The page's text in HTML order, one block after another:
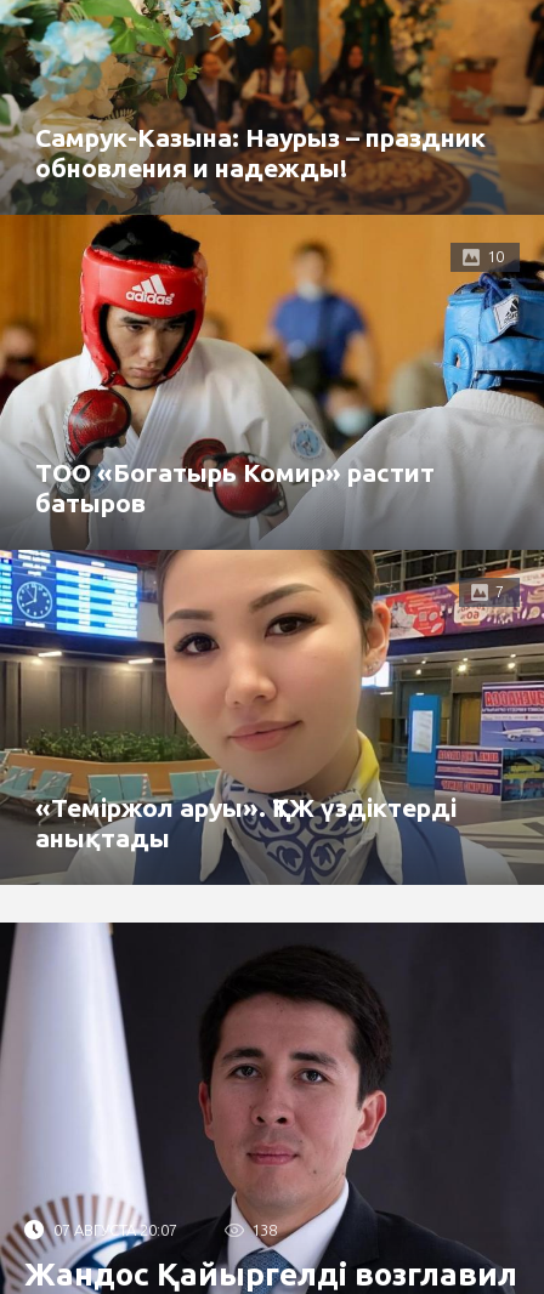
Самрук-Казына: Наурыз – праздник
обновления и надежды!
10
ТОО «Богатырь Комир» растит
батыров
7
«Теміржол аруы». ҚТЖ үздіктерді
анықтады
07 АВГУСТА 20:07 138
Жандос Қайыргелді возглавил